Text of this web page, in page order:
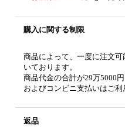
購入に関する制限
商品によって、一度に注文
いております。
商品代金の合計が29万5000
およびコンビニ支払いはご利
返品